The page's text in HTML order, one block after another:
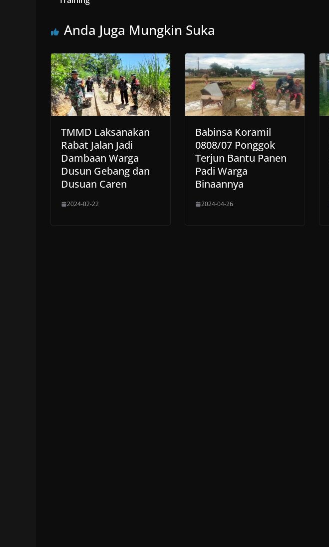
Anda Juga Mungkin Suka
TMMD Laksanakan
Rabat Jalan Jadi
Dambaan Warga
Dusun Gebang dan
Dusuan Caren
2024-02-22
Babinsa Koramil
0808/07 Ponggok
Terjun Bantu Panen
Padi Warga
Binaannya
2024-04-26